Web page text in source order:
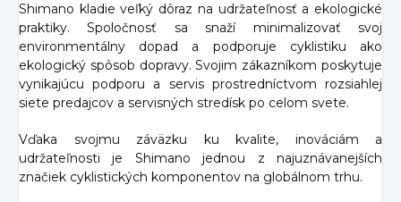
Shimano kladie veľký dôraz na udržateľnosť a ekologické
praktiky. Spoločnosť sa snaží minimalizovať svoj
environmentálny dopad a podporuje cyklistiku ako
ekologický spôsob dopravy. Svojim zákazníkom poskytuje
vynikajúcu podporu a servis prostredníctvom rozsiahlej
siete predajcov a servisných stredísk po celom svete.
Vďaka svojmu záväzku ku kvalite, inováciám a
udržateľnosti je Shimano jednou z najuznávanejších
značiek cyklistických komponentov na globálnom trhu.